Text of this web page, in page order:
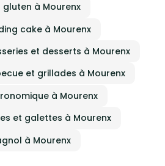
à Mourenx
cake à Mourenx
et desserts à Mourenx
et grillades à Mourenx
à Mourenx
et galettes à Mourenx
à Mourenx